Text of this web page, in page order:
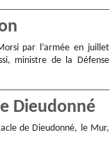
par l’armée en juillet
ministre de la Défense
Dieudonné
de Dieudonné, le Mur,